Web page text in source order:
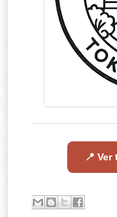
📍